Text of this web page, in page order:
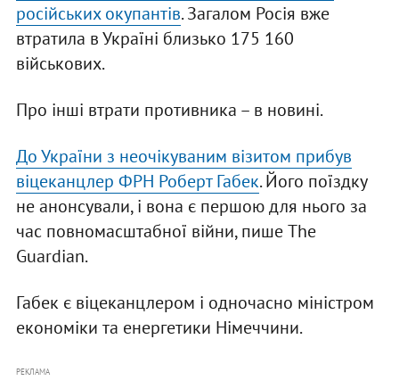
російських окупантів. Загалом Росія вже
втратила в Україні близько 175 160
військових.
Про інші втрати противника – в новині.
До України з неочікуваним візитом прибув
віцеканцлер ФРН Роберт Габек. Його поїздку
не анонсували, і вона є першою для нього за
час повномасштабної війни, пише The
Guardian.
Габек є віцеканцлером і одночасно міністром
економіки та енергетики Німеччини.
РЕКЛАМА